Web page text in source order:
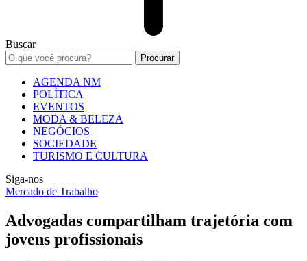
Buscar
AGENDA NM
POLÍTICA
EVENTOS
MODA & BELEZA
NEGÓCIOS
SOCIEDADE
TURISMO E CULTURA
Siga-nos
Mercado de Trabalho
Advogadas compartilham trajetória com
jovens profissionais